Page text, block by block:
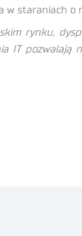
staraniach o
rynku,
IT